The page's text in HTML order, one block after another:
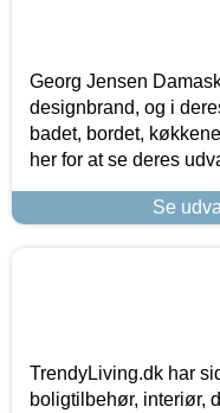
Georg Jensen
designbrand, og i
badet, bordet,
her for at se deres
Se
TrendyLiving.dk har
boligtilbehør, interiør,